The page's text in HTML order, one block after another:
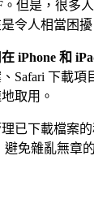
。但是，很多
令人相當困擾
在 iPhone 和
Safari 下載
取用。
已下載檔案
免雜亂無章